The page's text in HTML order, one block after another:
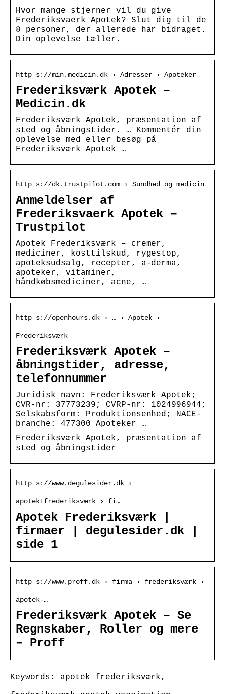
Hvor mange stjerner vil du give
Frederiksvaerk Apotek? Slut dig til de
8 personer, der allerede har bidraget.
Din oplevelse tæller.
http s://min.medicin.dk › Adresser › Apoteker
Frederiksværk Apotek –
Medicin.dk
Frederiksværk Apotek, præsentation af
sted og åbningstider. … Kommentér din
oplevelse med eller besøg på
Frederiksværk Apotek …
http s://dk.trustpilot.com › Sundhed og medicin
Anmeldelser af
Frederiksvaerk Apotek –
Trustpilot
Apotek Frederiksværk – cremer,
mediciner, kosttilskud, rygestop,
apoteksudsalg, recepter, a-derma,
apoteker, vitaminer,
håndkøbsmediciner, acne, …
http s://openhours.dk › … › Apotek ›
Frederiksværk
Frederiksværk Apotek –
åbningstider, adresse,
telefonnummer
Juridisk navn: Frederiksværk Apotek;
CVR-nr: 37773239; CVRP-nr: 1024996944;
Selskabsform: Produktionsenhed; NACE-
branche: 477300 Apoteker …
Frederiksværk Apotek, præsentation af
sted og åbningstider
http s://www.degulesider.dk ›
apotek+frederiksværk › fi…
Apotek Frederiksværk |
firmaer | degulesider.dk |
side 1
http s://www.proff.dk › firma › frederiksværk ›
apotek-…
Frederiksværk Apotek – Se
Regnskaber, Roller og mere
– Proff
Keywords: apotek frederiksværk,